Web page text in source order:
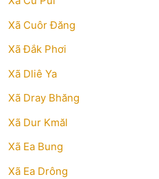
Xã Cuôr Đăng
Xã Đắk Phơi
Xã Dliê Ya
Xã Dray Bhăng
Xã Dur Kmăl
Xã Ea Bung
Xã Ea Drông